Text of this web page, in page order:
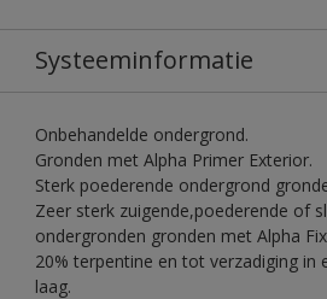
Systeeminformatie
Onbehandelde ondergrond.
Gronden met Alpha Primer Exterior.
Sterk poederende ondergrond
Zeer sterk zuigende,poederende of
ondergronden gronden met Alpha
20% terpentine en tot verzadiging in
laag.